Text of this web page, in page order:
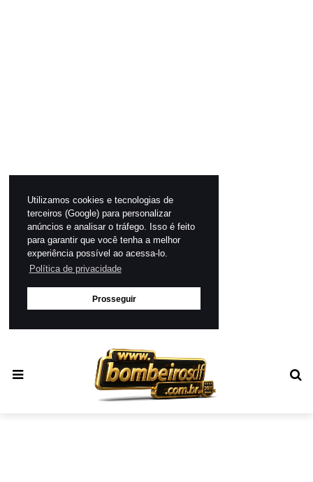
Utilizamos cookies e tecnologias de
terceiros (Google) para personalizar
anúncios e analisar o tráfego. Isso é feito
para garantir que você tenha a melhor
experiência possível ao acessa-lo.
Política de privacidade
Prosseguir